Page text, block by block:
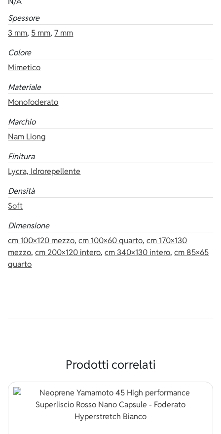
Spessore
3 mm, 5 mm,7 mm
Colore
Mimetico
Materiale
Monofoderato
Marchio
Nam Liong
Finitura
Lycra, Idrorepellente
Densità
Soft
Dimensione
cm 100×120 mezzo,cm 100×60 quarto,cm 170×130
mezzo,cm 200×120 intero,cm 340×130 intero,cm 85×65
quarto
Prodotti correlati